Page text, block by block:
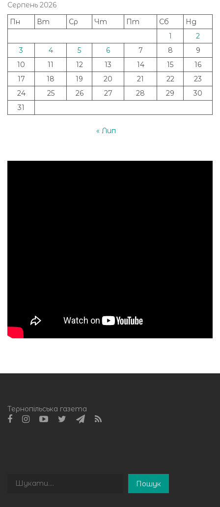
Серпень 2026
Пн
Вт Ср Чт Пт Сб
Нд
1
2
3
4 5 6 7 8
9
10
11 12 13 14 15
16
17
18 19 20 21 22
23
24
25 26 27 28 29
30
31
« Лип
Тернопільська газета
Пошук
Пошук